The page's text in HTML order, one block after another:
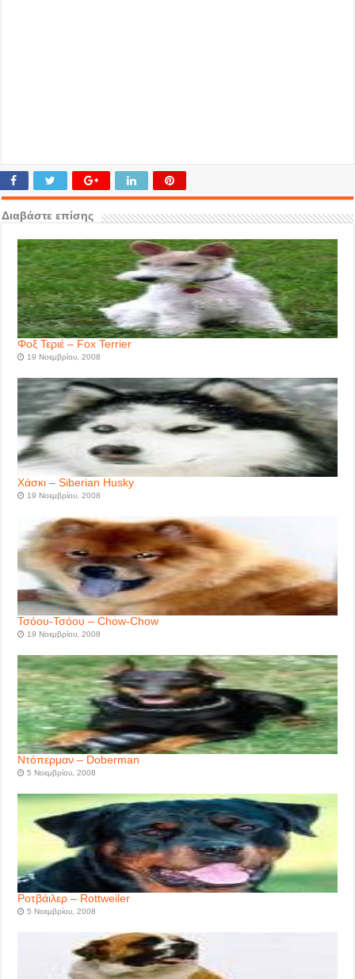
Διαβάστε επίσης
Φοξ Τεριέ – Fox Terrier
19 Νοεμβρίου, 2008
Χάσκι – Siberian Husky
19 Νοεμβρίου, 2008
Τσόου-Τσόου – Chow-Chow
19 Νοεμβρίου, 2008
Ντόπερμαν – Doberman
5 Νοεμβρίου, 2008
Ροτβάιλερ – Rottweiler
5 Νοεμβρίου, 2008